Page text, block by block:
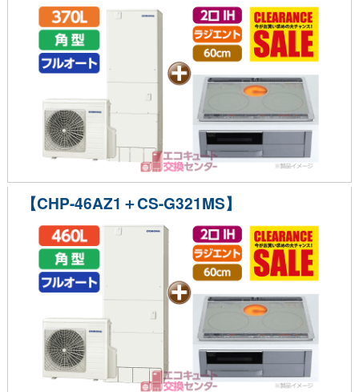
【CHP-46AZ1＋CS-G321MS】